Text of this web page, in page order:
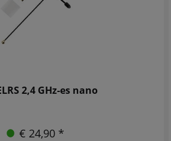
2,4 GHz-es nano
€ 24,90 *